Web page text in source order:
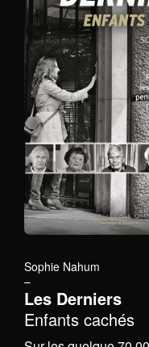
Sophie Nahum
–
Les Derniers
Enfants cachés